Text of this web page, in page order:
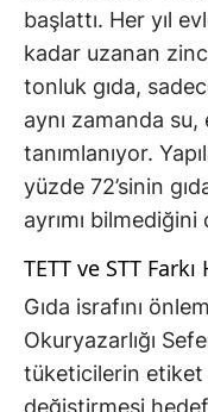
başlattı. Her yıl
kadar uzanan
tonluk gıda,
aynı zamanda
tanımlanıyor.
yüzde 72’sinin
ayrımı
TETT ve STT
Gıda israfını
Okuryazarlığı
tüketicilerin etiket
değiştirmesi